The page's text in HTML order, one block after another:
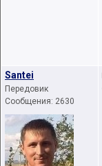
Santei
Передовик
Сообщения: 2630